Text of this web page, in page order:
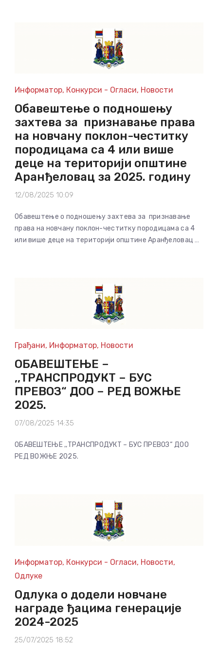
Информатор, Конкурси - Огласи, Новости
Обавештење о подношењу
захтева за признавање права
на новчану поклон-честитку
породицама са 4 или више
деце на територији општине
Аранђеловац за 2025. годину
12/08/2025 10:09
Обавештење о подношењу захтева за признавање
права на новчану поклон-честитку породицама са 4
или више деце на територији општине Аранђеловац …
Грађани, Информатор, Новости
ОБАВЕШТЕЊЕ –
,,ТРАНСПРОДУКТ – БУС
ПРЕВОЗ“ ДОО – РЕД ВОЖЊЕ
2025.
07/08/2025 14:35
ОБАВЕШТЕЊЕ ,,ТРАНСПРОДУКТ – БУС ПРЕВОЗ“ ДОО
РЕД ВОЖЊЕ 2025.
Информатор, Конкурси - Огласи, Новости,
Одлуке
Одлука о додели новчане
награде ђацима генерације
2024-2025
25/07/2025 18:52